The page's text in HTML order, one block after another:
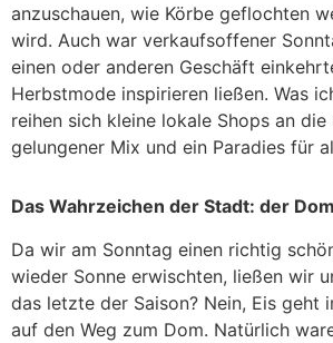
anzuschauen, wie Körbe geflochten
wird. Auch war verkaufsoffener
einen oder anderen Geschäft
Herbstmode inspirieren ließen. Was
reihen sich kleine lokale Shops an
gelungener Mix und ein Paradies für
Das Wahrzeichen der Stadt: der
Da wir am Sonntag einen richtig
wieder Sonne erwischten, ließen wir
das letzte der Saison? Nein, Eis geht
auf den Weg zum Dom. Natürlich